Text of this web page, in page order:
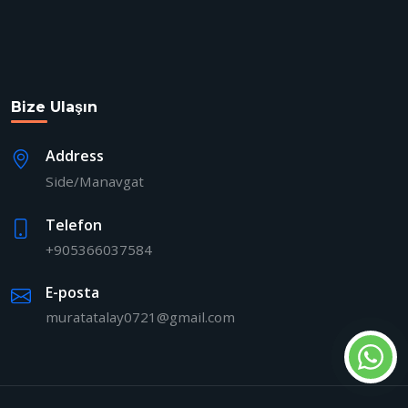
Bize Ulaşın
Address
Side/Manavgat
Telefon
+905366037584
E-posta
muratatalay0721@gmail.com